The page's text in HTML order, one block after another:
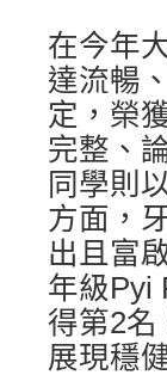
在今年
達流暢
定，榮
完整、
同學則
方面，
出且富
年級Pyi
得第2名
展現穩